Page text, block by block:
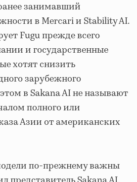
занимавший
в Mercari и Stability AI.
Fugu прежде всего
и государственные
хотят снизить
зарубежного
в Sakana AI не называют
полного или
Азии от американских
по-прежнему важны